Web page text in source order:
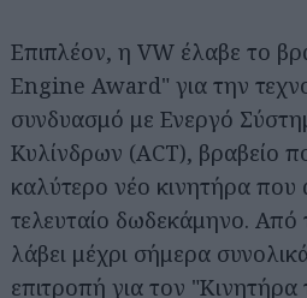
Επιπλέον, η VW έλαβε το
Engine Award" για την
συνδυασμό με Ενεργό
Κυλίνδρων (ACT), βραβείο
καλύτερο νέο κινητήρα που
τελευταίο δωδεκάμηνο. Από
λάβει μέχρι σήμερα
επιτροπή για τον "Κινητήρα